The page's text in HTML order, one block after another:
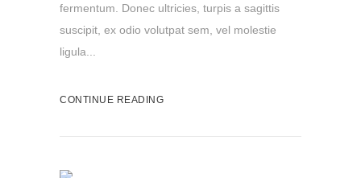
fermentum. Donec ultricies, turpis a sagittis
suscipit, ex odio volutpat sem, vel molestie
ligula...
CONTINUE READING